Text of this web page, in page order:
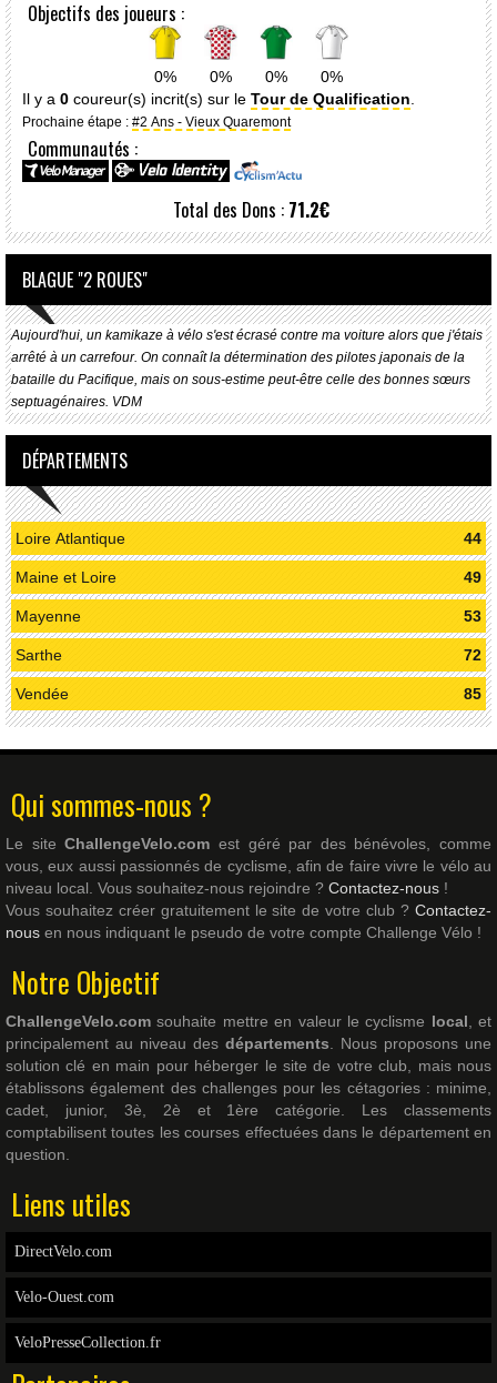
Objectifs des joueurs :
0% 0% 0%
0%
Il y a 0 coureur(s) incrit(s) sur le Tour de Qualification.
Prochaine étape : #2 Ans - Vieux Quaremont
Communautés :
Total des Dons : 71.2€
BLAGUE "2 ROUES"
Aujourd'hui, un kamikaze à vélo s'est écrasé contre ma voiture alors que j'étais
arrêté à un carrefour. On connaît la détermination des pilotes japonais de la
bataille du Pacifique, mais on sous-estime peut-être celle des bonnes sœurs
septuagénaires. VDM
DÉPARTEMENTS
Loire Atlantique 44
Maine et Loire 49
Mayenne 53
Sarthe 72
Vendée 85
Qui sommes-nous ?
Le siteChallengeVelo.com est géré par des bénévoles, comme
vous, eux aussi passionnés de cyclisme, afin de faire vivre le vélo au
niveau local. Vous souhaitez-nous rejoindre ? Contactez-nous !
Vous souhaitez créer gratuitement le site de votre club ? Contactez-
nous en nous indiquant le pseudo de votre compte Challenge Vélo !
Notre Objectif
ChallengeVelo.com souhaite mettre en valeur le cyclisme local, et
principalement au niveau des départements. Nous proposons une
solution clé en main pour héberger le site de votre club, mais nous
établissons également des challenges pour les cétagories : minime,
cadet, junior, 3è, 2è et 1ère catégorie. Les classements
comptabilisent toutes les courses effectuées dans le département en
question.
Liens utiles
DirectVelo.com
Velo-Ouest.com
VeloPresseCollection.fr